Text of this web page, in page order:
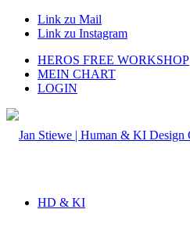
Link zu Mail
Link zu Instagram
HEROS FREE WORKSHOP
MEIN CHART
LOGIN
HD & KI